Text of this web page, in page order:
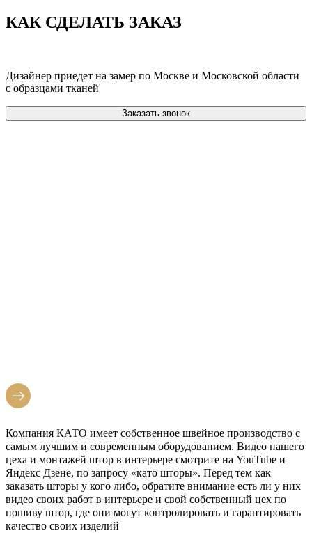
КАК СДЕЛАТЬ ЗАКАЗ
Дизайнер приедет на замер по Москве и Московской области
с образцами тканей
Заказать звонок
Компания КАТО имеет собственное швейное производство с
самым лучшим и современным оборудованием. Видео нашего
цеха и монтажей штор в интерьере смотрите на YouTube и
Яндекс Дзене, по запросу «като шторы». Перед тем как
заказать шторы у кого либо, обратите внимание есть ли у них
видео своих работ в интерьере и свой собственный цех по
пошиву штор, где они могут контролировать и гарантировать
качество своих изделий